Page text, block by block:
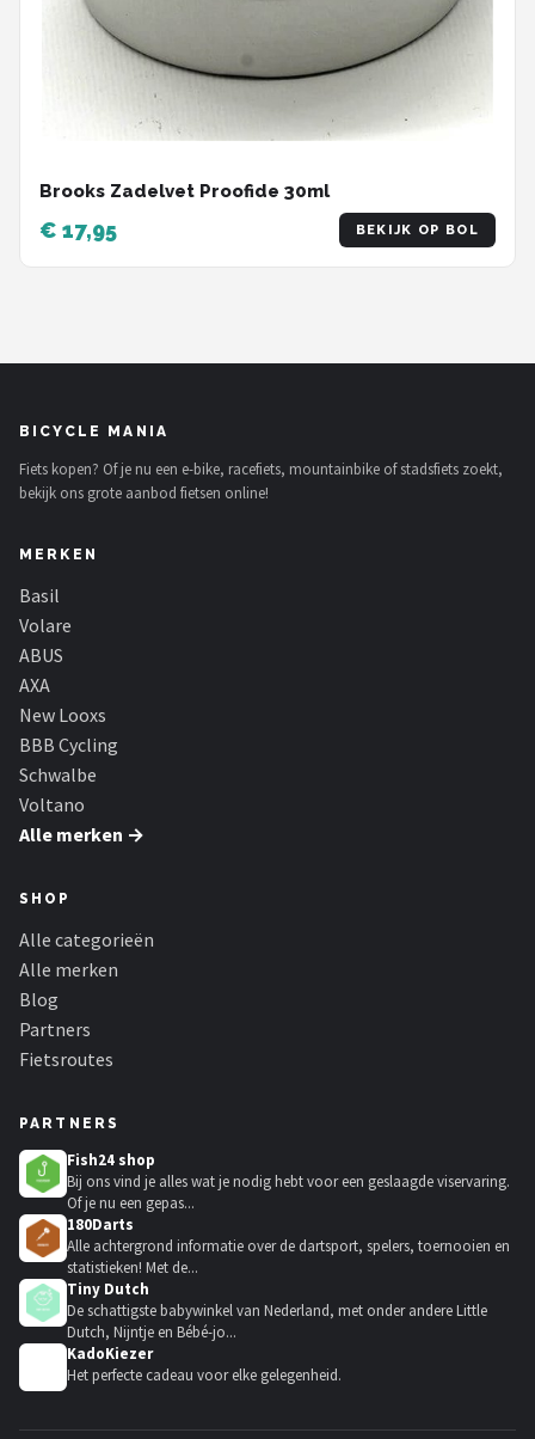
Brooks Zadelvet Proofide 30ml
€ 17,95 BEKIJK OP BOL
BICYCLE MANIA
Fiets kopen? Of je nu een e-bike, racefiets, mountainbike of stadsfiets zoekt,
bekijk ons grote aanbod fietsen online!
MERKEN
Basil
Volare
ABUS
AXA
New Looxs
BBB Cycling
Schwalbe
Voltano
Alle merken →
SHOP
Alle categorieën
Alle merken
Blog
Partners
Fietsroutes
PARTNERS
Fish24 shop
Bij ons vind je alles wat je nodig hebt voor een geslaagde viservaring.
Of je nu een gepas...
180Darts
Alle achtergrond informatie over de dartsport, spelers, toernooien en
statistieken! Met de...
Tiny Dutch
De schattigste babywinkel van Nederland, met onder andere Little
Dutch, Nijntje en Bébé-jo...
KadoKiezer
Het perfecte cadeau voor elke gelegenheid.